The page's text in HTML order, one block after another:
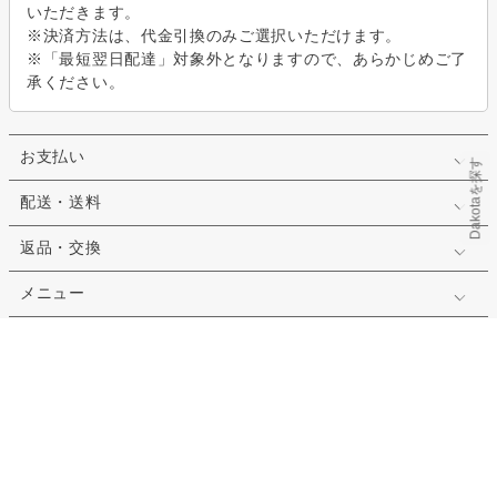
いただきます。
※決済方法は、代金引換のみご選択いただけます。
※「最短翌日配達」対象外となりますので、あらかじめご了
承ください。
お支払い
配送・送料
返品・交換
メニュー
Dakotaを探す